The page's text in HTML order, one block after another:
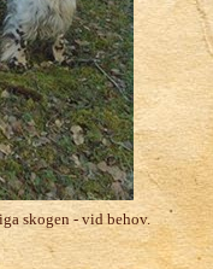
skogen - vid behov.